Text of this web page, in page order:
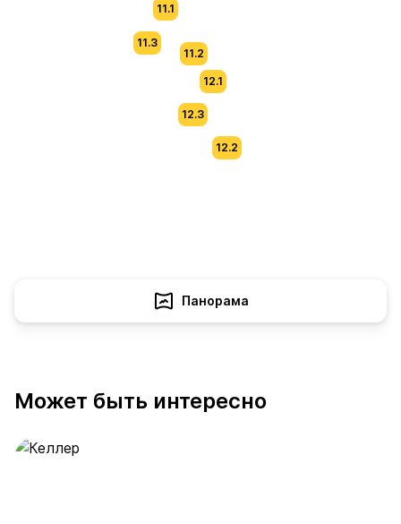
11.3
11.1
11.2
12.1
12.2
12.3
Панорама
Может быть интересно